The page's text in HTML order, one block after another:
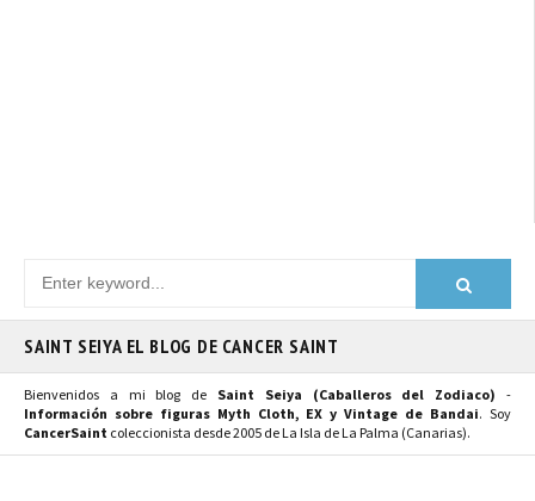
SAINT SEIYA EL BLOG DE CANCER SAINT
Bienvenidos a mi blog de Saint Seiya (Caballeros del Zodiaco) -
Información sobre figuras Myth Cloth, EX y Vintage de Bandai. Soy
CancerSaint coleccionista desde 2005 de La Isla de La Palma (Canarias).